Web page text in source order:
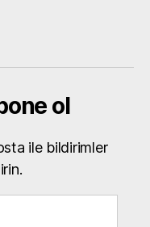
ol
ile bildirimler